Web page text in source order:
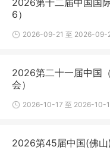
2026第十二届中国国
6）
2026-09-21 至 2026-09-
2026第二十一届中国
会）
2026-10-17 至 2026-10-
2026第45届中国(佛山